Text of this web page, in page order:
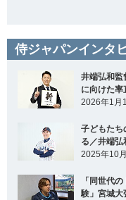
侍ジャパンインタ
井端弘和監
に向けた率
2026年1月
子どもたち
る／井端弘
2025年10
「同世代
験」宮城大